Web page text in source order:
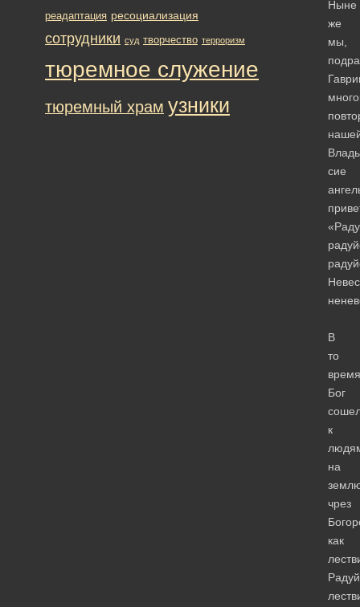
Ныне
же
мы,
сие
В
то
время
Бог
к
на
чрез
как
реадаптация ресоциализация
сотрудники суд творчество терроризм
тюремное служение
тюремный храм узники